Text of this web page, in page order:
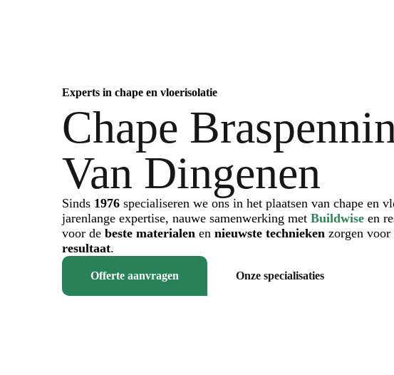
Experts in chape en vloerisolatie
Chape
Van Dingenen
Sinds 1976 specialiseren we ons in het plaatsen van chape en
jarenlange expertise, nauwe samenwerking metBuildwise en
voor debeste materialen ennieuwste technieken zorgen
resultaat.
Offerte aanvragen Onze specialisaties